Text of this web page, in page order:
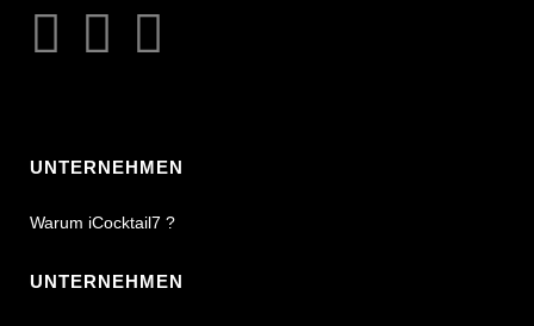
UNTERNEHMEN
Warum iCocktail7 ?
UNTERNEHMEN